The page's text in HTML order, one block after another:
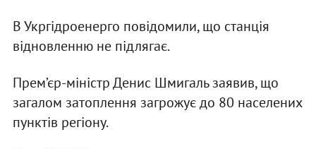
В Укргідроенерго повідомили, що станція
відновленню не підлягає.
Прем’єр-міністр Денис Шмигаль заявив, що
загалом затоплення загрожує до 80 населених
пунктів регіону.